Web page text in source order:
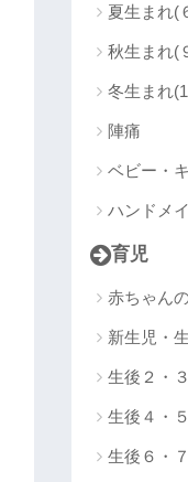
夏生まれ(
秋生まれ(
冬生まれ
陣痛
ベビー・
ハンドメ
育児
赤ちゃん
新生児・
生後２・
生後４・
生後６・